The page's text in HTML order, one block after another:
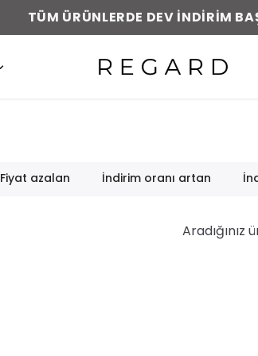
TÜM ÜRÜNLERDE DEV İNDİRİM
Fiyat azalan İndirim oranı artan
Aradığınız